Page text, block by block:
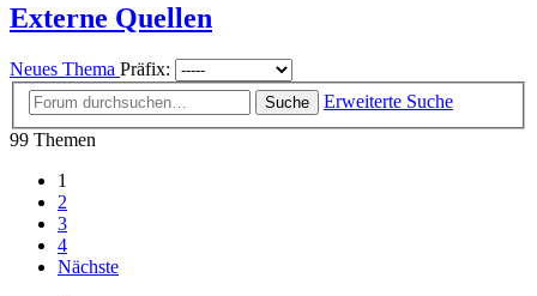
Externe Quellen
Neues Thema Präfix:
Suche
Erweiterte Suche
99 Themen
1
2
3
4
Nächste